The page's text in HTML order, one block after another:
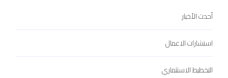
أحدث الأخبار
استشارات الاعمال
التخطيط الاستثماري